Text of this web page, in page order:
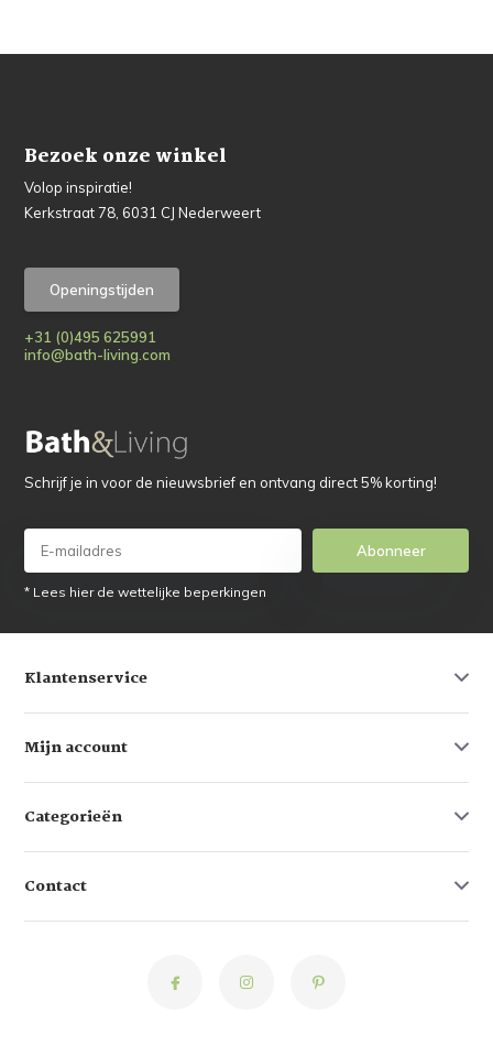
Bezoek onze winkel
Volop inspiratie!
Kerkstraat 78, 6031 CJ Nederweert
Openingstijden
+31 (0)495 625991
info@bath-living.com
Schrijf je in voor de nieuwsbrief en ontvang direct 5% korting!
Abonneer
* Lees hier de wettelijke beperkingen
Klantenservice
Mijn account
Categorieën
Contact